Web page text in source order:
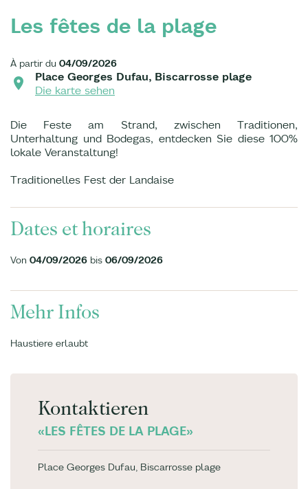
Les fêtes de la plage
À partir du 04/09/2026
Place Georges Dufau, Biscarrosse plage
Die karte sehen
Die Feste am Strand, zwischen Traditionen,
Unterhaltung und Bodegas, entdecken Sie diese 100%
lokale Veranstaltung!
Traditionelles Fest der Landaise
Dates et horaires
Von 04/09/2026 bis 06/09/2026
Mehr Infos
Haustiere erlaubt
Kontaktieren
«LES FÊTES DE LA PLAGE»
Place Georges Dufau, Biscarrosse plage